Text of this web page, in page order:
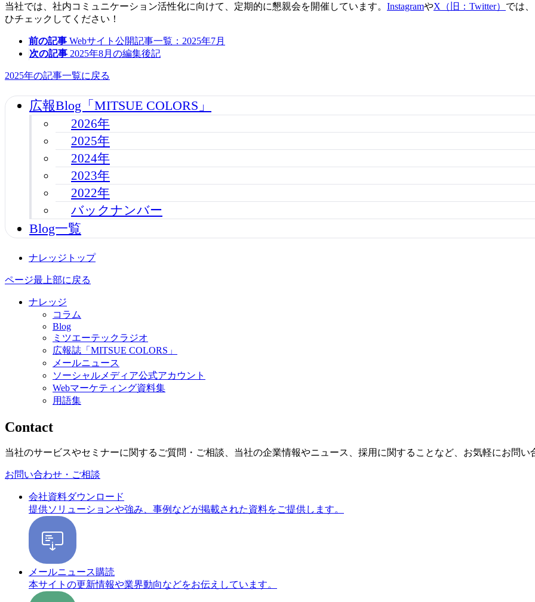
当社では、社内コミュニケーション活性化に向けて、定期的に懇親会を開催しています。 InstagramやX（旧：Twitter） では
ひチェックしてください！
前の記事 Webサイト公開記事一覧：2025年7月
次の記事 2025年8月の編集後記
2025年の記事一覧に戻る
広報Blog「MITSUE COLORS」
2026年
2025年
2024年
2023年
2022年
バックナンバー
Blog一覧
ナレッジトップ
ページ最上部に戻る
ナレッジ
コラム
Blog
ミツエーテックラジオ
広報誌「MITSUE COLORS」
メールニュース
ソーシャルメディア公式アカウント
Webマーケティング資料集
用語集
Contact
当社のサービスやセミナーに関するご質問・ご相談、当社の企業情報やニュース、採用に関することなど、お気軽にお問い
お問い合わせ・ご相談
会社資料ダウンロード
提供ソリューションや強み、事例などが掲載された資料をご提供します。
メールニュース購読
本サイトの更新情報や業界動向などをお伝えしています。